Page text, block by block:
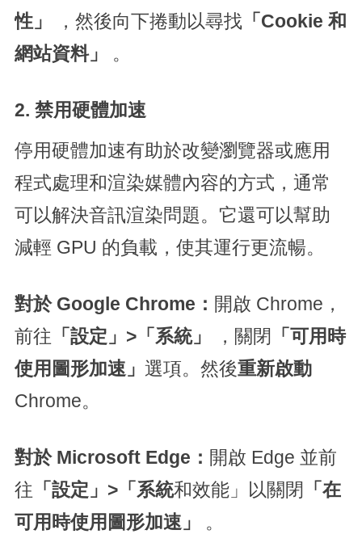
性」
，然後向下捲動以尋找 「Cookie 和
網站資料」
。
2. 禁用硬體加速
停用硬體加速有助於改變瀏覽器或應用
程式處理和渲染媒體內容的方式，通常
可以解決音訊渲染問題。它還可以幫助
減輕 GPU 的負載，使其運行更流暢。
對於 Google Chrome： 開啟 Chrome，
前往 「設定」>「系統」 ，關閉
「可用時
使用圖形加速」 選項。然後重新啟動
Chrome。
對於 Microsoft Edge： 開啟 Edge 並前
往 「設定」>「系統和效能」以關閉
「在
可用時使用圖形加速」
。